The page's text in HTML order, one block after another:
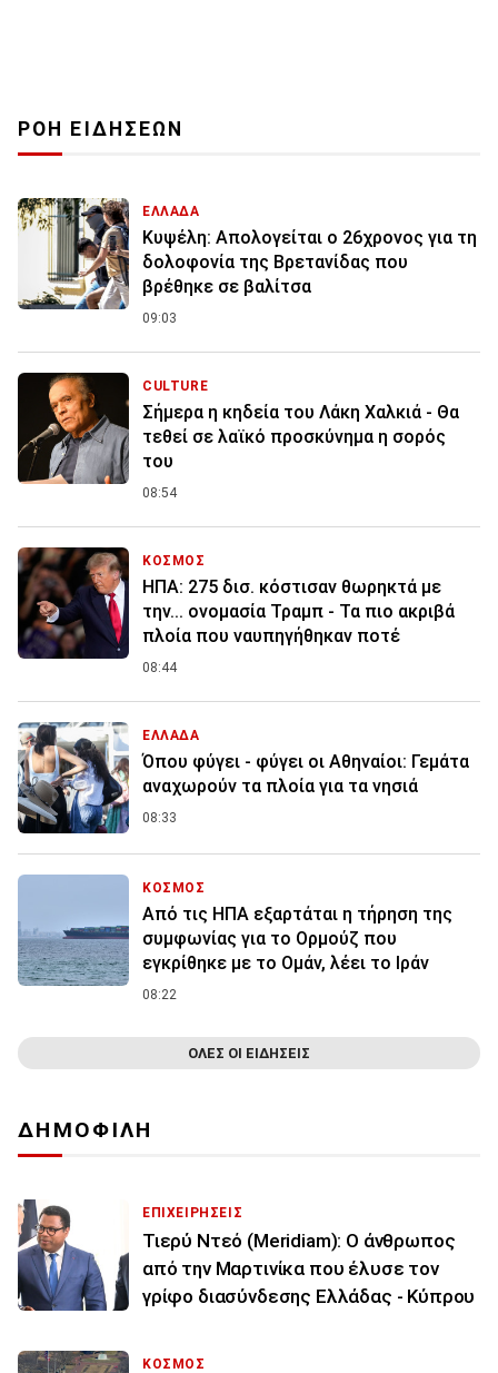
ΡΟΗ ΕΙΔΗΣΕΩΝ
ΕΛΛΑΔΑ
Κυψέλη: Απολογείται ο 26χρονος για τη
δολοφονία της Βρετανίδας που
βρέθηκε σε βαλίτσα
09:03
CULTURE
Σήμερα η κηδεία του Λάκη Χαλκιά - Θα
τεθεί σε λαϊκό προσκύνημα η σορός
του
08:54
ΚΟΣΜΟΣ
ΗΠΑ: 275 δισ. κόστισαν θωρηκτά με
την... ονομασία Τραμπ - Τα πιο ακριβά
πλοία που ναυπηγήθηκαν ποτέ
08:44
ΕΛΛΑΔΑ
Όπου φύγει - φύγει οι Αθηναίοι: Γεμάτα
αναχωρούν τα πλοία για τα νησιά
08:33
ΚΟΣΜΟΣ
Από τις ΗΠΑ εξαρτάται η τήρηση της
συμφωνίας για το Ορμούζ που
εγκρίθηκε με το Ομάν, λέει το Ιράν
08:22
ΟΛΕΣ ΟΙ ΕΙΔΗΣΕΙΣ
ΔΗΜΟΦΙΛΗ
ΕΠΙΧΕΙΡΗΣΕΙΣ
Τιερύ Ντεό (Meridiam): Ο άνθρωπος
από την Μαρτινίκα που έλυσε τον
γρίφο διασύνδεσης Ελλάδας - Κύπρου
ΚΟΣΜΟΣ